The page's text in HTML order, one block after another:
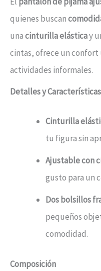
quienes buscan
unacinturilla elásticay
cintas, ofrece un confort
actividades informales.
Detalles y Características
Cinturilla
tu figura sin
Ajustable con
gusto para un
Dos bolsillos
pequeños
comodidad.
Composición